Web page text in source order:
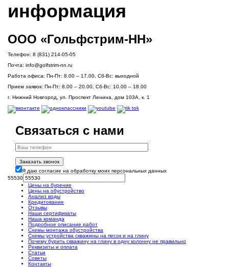
информация
ООО «Гольфстрим-НН»
Телефон: 8 (831) 214-05-05
Почта: info@golfstrim-nn.ru
Работа офиса: Пн-Пт: 8.00 – 17.00, Сб-Вс: выходной
Прием заявок: Пн-Пт: 8.00 – 20.00, Сб-Вс: 10.00 – 18.00
г. Нижний Новгород, ул. Проспект Ленина, дом 103А, к. 1
Связаться с нами
Заказать звонок
Я даю согласие на обработку моих персональных данных
55530
Цены на бурение
Цены на обустройство
Анализ воды
Кредитование
Отзывы
Наши сертификаты
Наша команда
Подробное описание работ
Схемы монтажа обустройства
Схемы устройства скважины на песок и на глину
Почему бурить скважину на глину в одну колонну не правильно
Реквизиты и оплата
Статьи
Советы
Контакты